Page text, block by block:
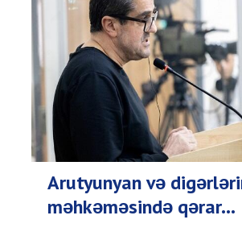
Arutyunyan və
məhkəməsində qərar...